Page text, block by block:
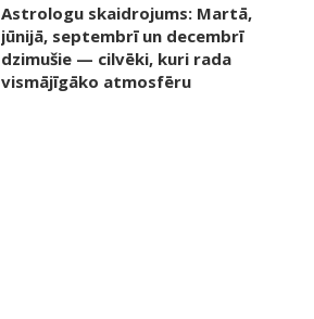
Astrologu skaidrojums: Martā,
jūnijā, septembrī un decembrī
dzimušie — cilvēki, kuri rada
vismājīgāko atmosfēru